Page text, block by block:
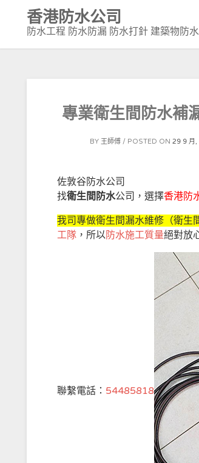
content
香港防水公司
防水工程 防水防漏 防水打針 建築物防
專業衛生間防水補
BY 王師傅 POSTED ON29 9 月,
佐敦谷防水公司
找衛生間防水公司，選擇香港防
我司專做衛生間漏水維修（衛生
工隊，所以防水施工質量絕對放
聯繫電話： 54485818